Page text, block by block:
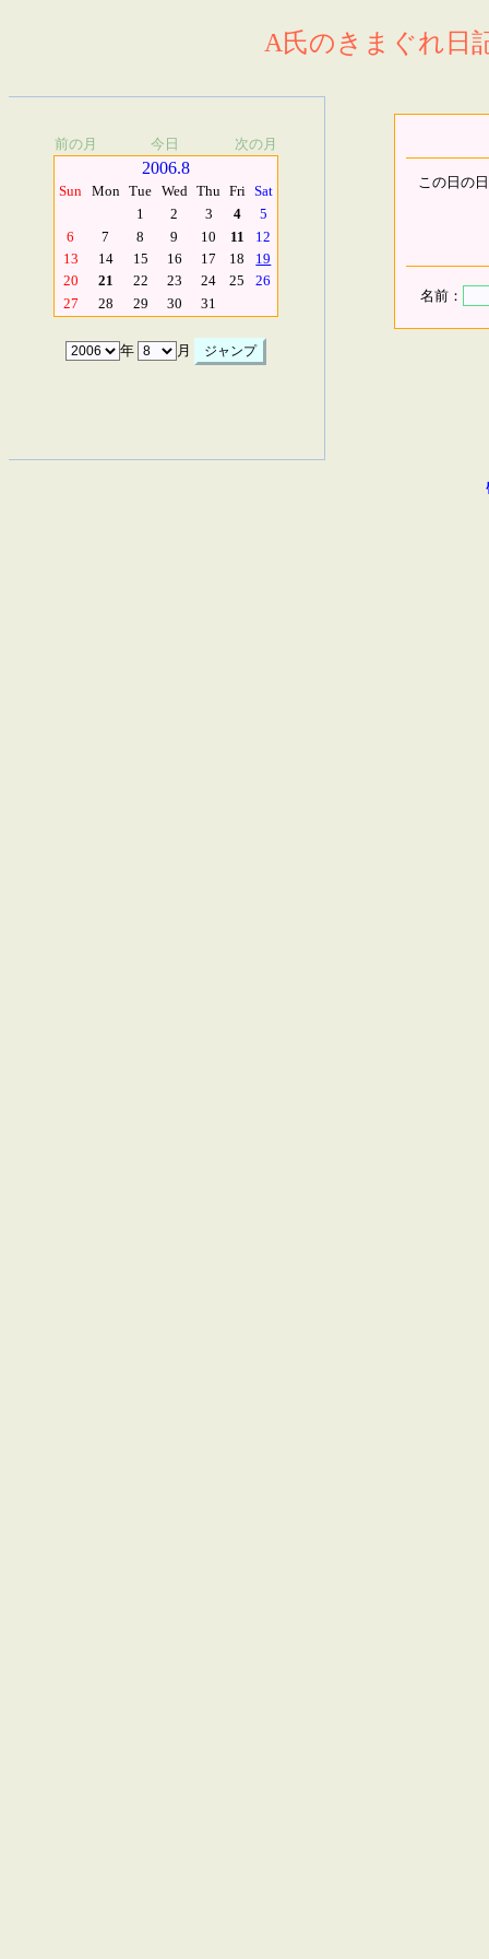
A氏のきまぐれ日
前の月 今日 次の月
2006.8
Sun Mon Tue Wed Thu Fri Sat
1
2 3 4
5
6
7 8 9 10 11
12
13
14 15 16 17 18
19
20
21 22 23 24 25
26
27
28 29 30 31
年 月
この日の
名前：